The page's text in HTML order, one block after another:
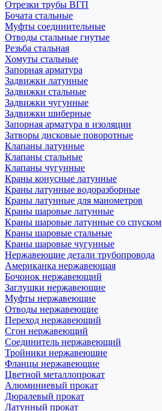
Отрезки трубы ВГП
Бочата стальные
Муфты соединительные
Отводы стальные гнутые
Резьба стальная
Хомуты стальные
Запорная арматура
Задвижки латунные
Задвижки стальные
Задвижки чугунные
Задвижки шиберные
Запорная арматура в изоляции
Затворы дисковые поворотные
Клапаны латунные
Клапаны стальные
Клапаны чугунные
Краны конусные латунные
Краны латунные водоразборные
Краны латунные для манометров
Краны шаровые латунные
Краны шаровые латунные со спуском
Краны шаровые стальные
Краны шаровые чугунные
Нержавеющие детали трубопровода
Американка нержавеющая
Бочонок нержавеющий
Заглушки нержавеющие
Муфты нержавеющие
Отводы нержавеющие
Переход нержавеющий
Сгон нержавеющий
Соединитель нержавеющий
Тройники нержавеющие
Фланцы нержавеющие
Цветной металлопрокат
Алюминиевый прокат
Дюралевый прокат
Латунный прокат